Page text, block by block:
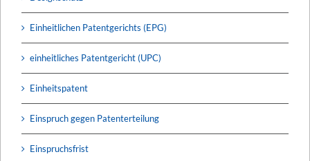
Einheitlichen Patentgerichts (EPG)
einheitliches Patentgericht (UPC)
Einheitspatent
Einspruch gegen Patenterteilung
Einspruchsfrist